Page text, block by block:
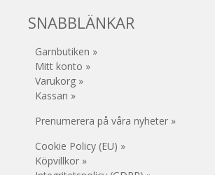
SNABBLÄNKAR
Garnbutiken »
Mitt konto »
Varukorg »
Kassan »
Prenumerera på våra nyheter »
Cookie Policy (EU) »
Köpvillkor »